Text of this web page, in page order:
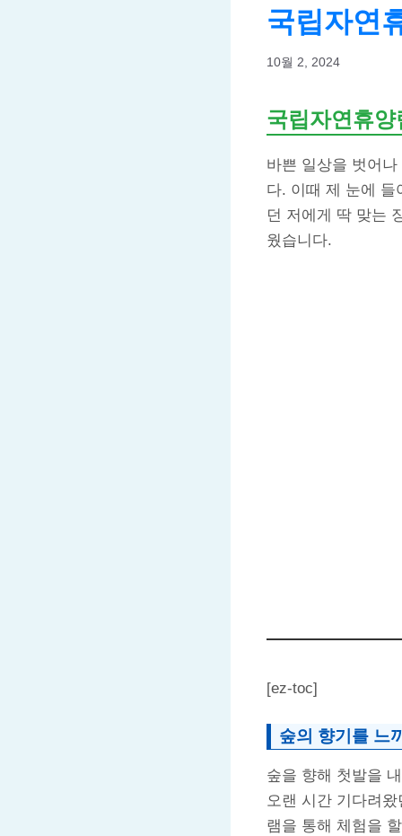
국립자연
10월 2, 2024
국립자연휴
바쁜 일상을 벗어
다. 이때 제 눈에 들
던 저에게 딱 맞는
웠습니다.
[ez-toc]
숲의 향기를 느
숲을 향해 첫발을
오랜 시간 기다려
램을 통해 체험을